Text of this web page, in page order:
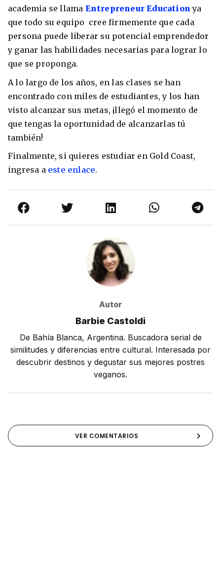
academia se llama Entrepreneur Education ya
que todo su equipo cree firmemente que cada
persona puede liberar su potencial emprendedor
y ganar las habilidades necesarias para lograr lo
que se proponga.
A lo largo de los años, en las clases se han
encontrado con miles de estudiantes, y los han
visto alcanzar sus metas, ¡llegó el momento de
que tengas la oportunidad de alcanzarlas tú
también!
Finalmente, si quieres estudiar en Gold Coast,
ingresa a este enlace.
Autor
Barbie Castoldi
De Bahía Blanca, Argentina. Buscadora serial de
similitudes y diferencias entre cultural. Interesada por
descubrir destinos y degustar sus mejores postres
veganos.
VER COMENTARIOS